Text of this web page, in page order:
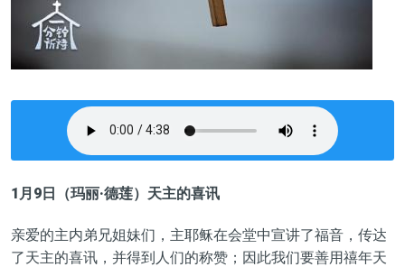
1月9日（玛丽·德莲）天主的喜讯
亲爱的主内弟兄姐妹们，主耶稣在会堂中宣讲了福音，传达
了天主的喜讯，并得到人们的称赞；因此我们要善用禧年天